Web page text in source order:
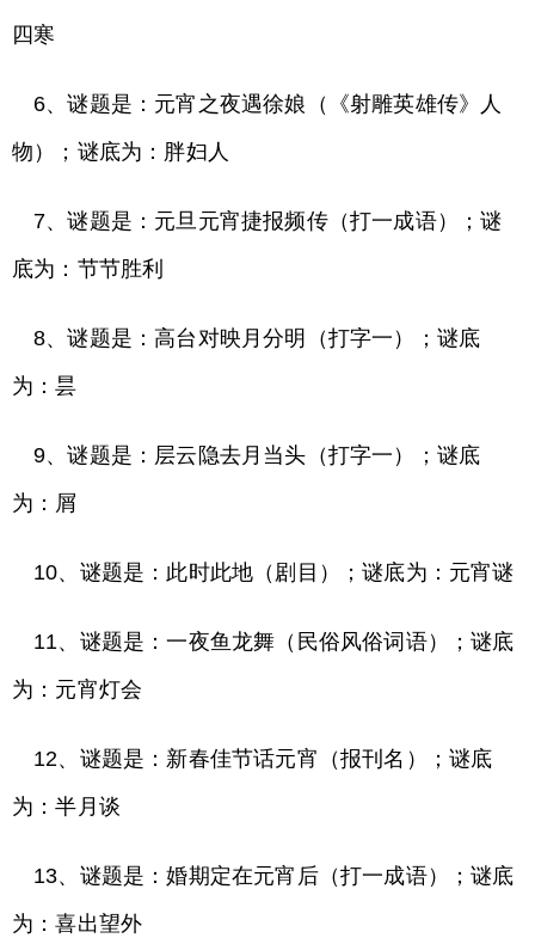
四寒
6、谜题是：元宵之夜遇徐娘（《射雕英雄传》人
物）；谜底为：胖妇人
7、谜题是：元旦元宵捷报频传（打一成语）；谜
底为：节节胜利
8、谜题是：高台对映月分明（打字一）；谜底
为：昙
9、谜题是：层云隐去月当头（打字一）；谜底
为：屑
10、谜题是：此时此地（剧目）；谜底为：元宵谜
11、谜题是：一夜鱼龙舞（民俗风俗词语）；谜底
为：元宵灯会
12、谜题是：新春佳节话元宵（报刊名）；谜底
为：半月谈
13、谜题是：婚期定在元宵后（打一成语）；谜底
为：喜出望外